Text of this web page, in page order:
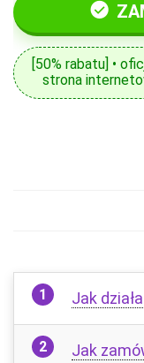
[50% rabatu] •
strona
Jak
Jak